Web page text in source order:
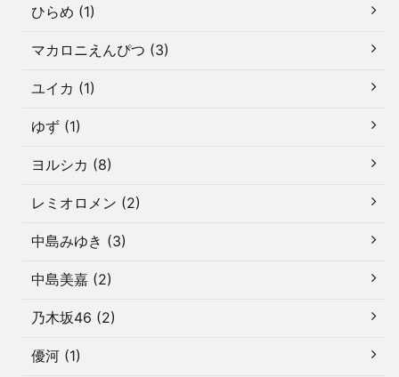
ひらめ (1)
マカロニえんぴつ (3)
ユイカ (1)
ゆず (1)
ヨルシカ (8)
レミオロメン (2)
中島みゆき (3)
中島美嘉 (2)
乃木坂46 (2)
優河 (1)